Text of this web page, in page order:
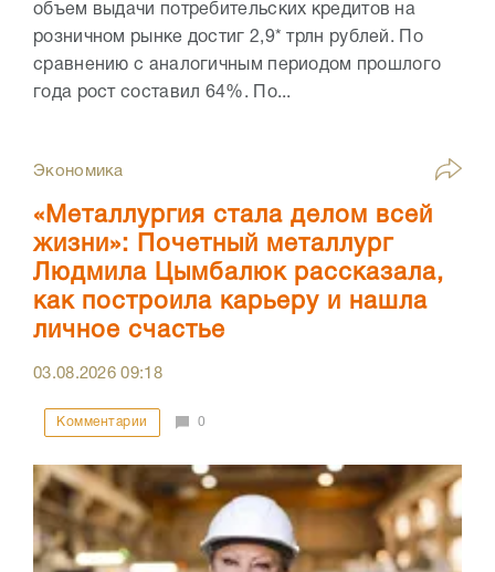
объем выдачи потребительских кредитов на
розничном рынке достиг 2,9* трлн рублей. По
сравнению с аналогичным периодом прошлого
года рост составил 64%. По...
Экономика
«Металлургия стала делом всей
жизни»: Почетный металлург
Людмила Цымбалюк рассказала,
как построила карьеру и нашла
личное счастье
03.08.202609:18
Комментарии 0